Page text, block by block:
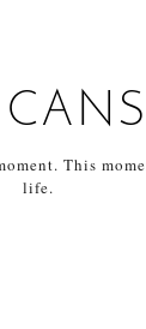
This
life.